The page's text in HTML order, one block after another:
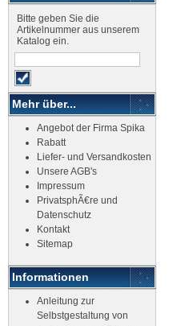
Bitte geben Sie die
Artikelnummer aus unserem
Katalog ein.
Mehr über...
Angebot der Firma Spika
Rabatt
Liefer- und Versandkosten
Unsere AGB's
Impressum
PrivatsphÃ€re und
Datenschutz
Kontakt
Sitemap
Informationen
Anleitung zur
Selbstgestaltung von